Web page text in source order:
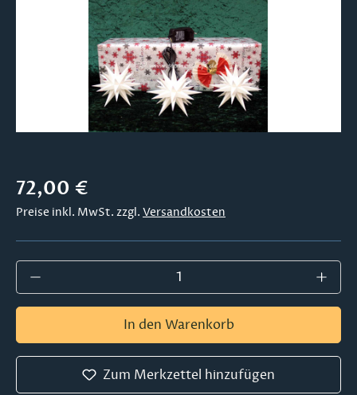
Regulärer Preis:
72,00 €
Preise inkl. MwSt. zzgl. Versandkosten
Produkt Anzahl: Gib den gewünschten
In den Warenkorb
Zum Merkzettel hinzufügen